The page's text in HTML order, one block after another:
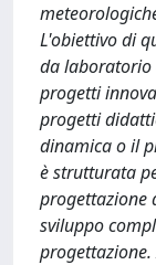
L'obiettivo di
da laboratorio
progetti
progetti
dinamica o il
è strutturata
progettazione
sviluppo